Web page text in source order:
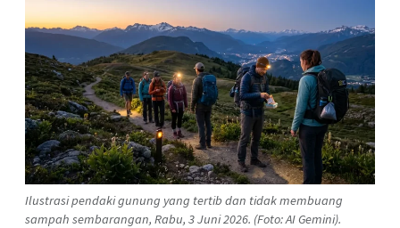
Ilustrasi pendaki gunung yang tertib dan tidak membuang
sampah sembarangan, Rabu, 3 Juni 2026. (Foto: AI Gemini).